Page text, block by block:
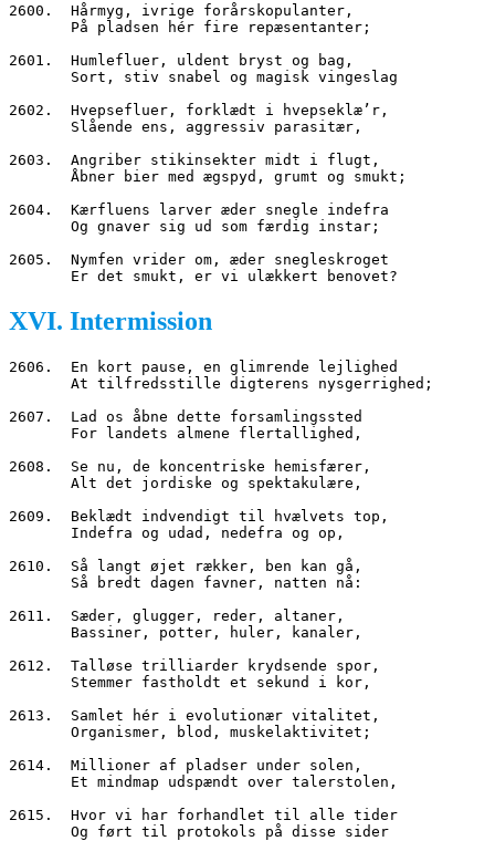
2600.  Hårmyg, ivrige forårskopulanter,
       På pladsen hér fire repæsentanter;
2601.  Humlefluer, uldent bryst og bag,
       Sort, stiv snabel og magisk vingeslag
2602.  Hvepsefluer, forklædt i hvepseklæ’r,
       Slående ens, aggressiv parasitær,
2603.  Angriber stikinsekter midt i flugt,
       Åbner bier med ægspyd, grumt og smukt;
2604.  Kærfluens larver æder snegle indefra
       Og gnaver sig ud som færdig instar;
2605.  Nymfen vrider om, æder snegleskroget
       Er det smukt, er vi ulækkert benovet?
XVI. Intermission
2606.  En kort pause, en glimrende lejlighed
       At tilfredsstille digterens nysgerrighed;
2607.  Lad os åbne dette forsamlingssted
       For landets almene flertallighed,
2608.  Se nu, de koncentriske hemisfærer,
       Alt det jordiske og spektakulære,
2609.  Beklædt indvendigt til hvælvets top,
       Indefra og udad, nedefra og op,
2610.  Så langt øjet rækker, ben kan gå,
       Så bredt dagen favner, natten nå:
2611.  Sæder, glugger, reder, altaner,
       Bassiner, potter, huler, kanaler,
2612.  Talløse trilliarder krydsende spor,
       Stemmer fastholdt et sekund i kor,
2613.  Samlet hér i evolutionær vitalitet,
       Organismer, blod, muskelaktivitet;
2614.  Millioner af pladser under solen,
       Et mindmap udspændt over talerstolen,
2615.  Hvor vi har forhandlet til alle tider
       Og ført til protokols på disse sider